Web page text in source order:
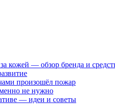
кожей — обзор бренда и
произошёл пожар
не нужно
— идеи и советы